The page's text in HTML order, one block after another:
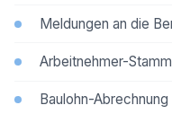
Meldungen an die
Arbeitnehmer-
Baulohn-